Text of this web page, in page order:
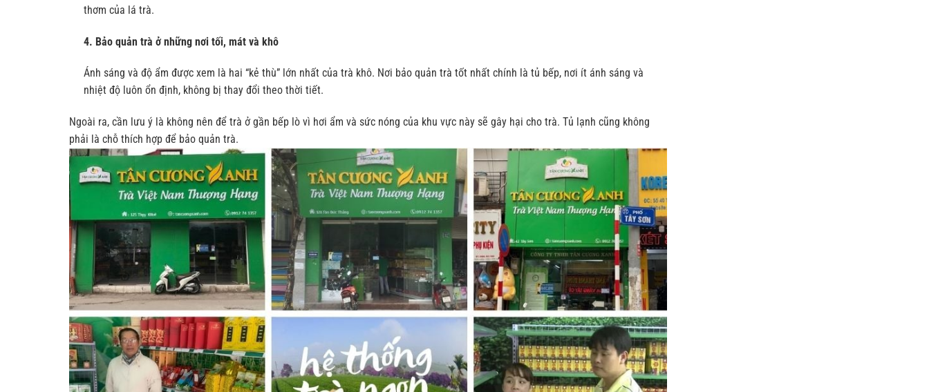
thơm của lá trà.
4. Bảo quản trà ở những nơi tối, mát và khô
Ánh sáng và độ ẩm được xem là hai “kẻ thù” lớn nhất của trà khô. Nơi bảo quản trà tốt nhất chính là tủ bếp, nơi ít ánh sáng và
nhiệt độ luôn ổn định, không bị thay đổi theo thời tiết.
Ngoài ra, cần lưu ý là không nên để trà ở gần bếp lò vì hơi ẩm và sức nóng của khu vực này sẽ gây hại cho trà. Tủ lạnh cũng không
phải là chỗ thích hợp để bảo quản trà.